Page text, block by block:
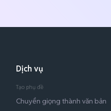
Dịch vụ
Tạo phụ đề
Chuyển giọng thành văn bản